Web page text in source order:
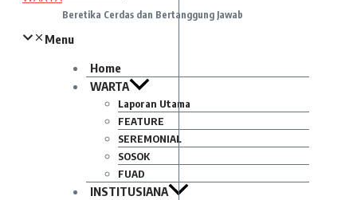
Beretika Cerdas dan Bertanggung Jawab
Menu
Home
WARTA
Laporan Utama
FEATURE
SEREMONIAL
SOSOK
FUAD
INSTITUSIANA